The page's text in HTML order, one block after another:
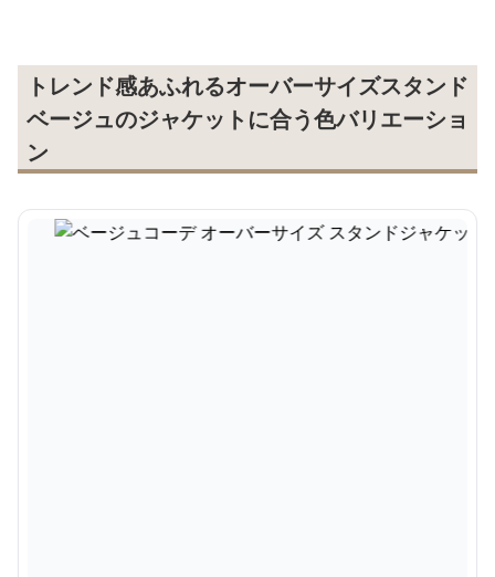
トレンド感あふれるオーバーサイズスタンド
ベージュのジャケットに合う色バリエーショ
ン